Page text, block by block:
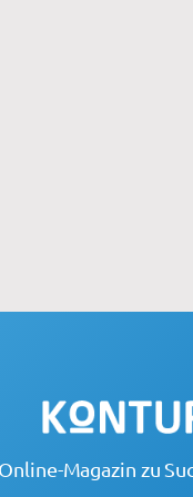
Magazin zu